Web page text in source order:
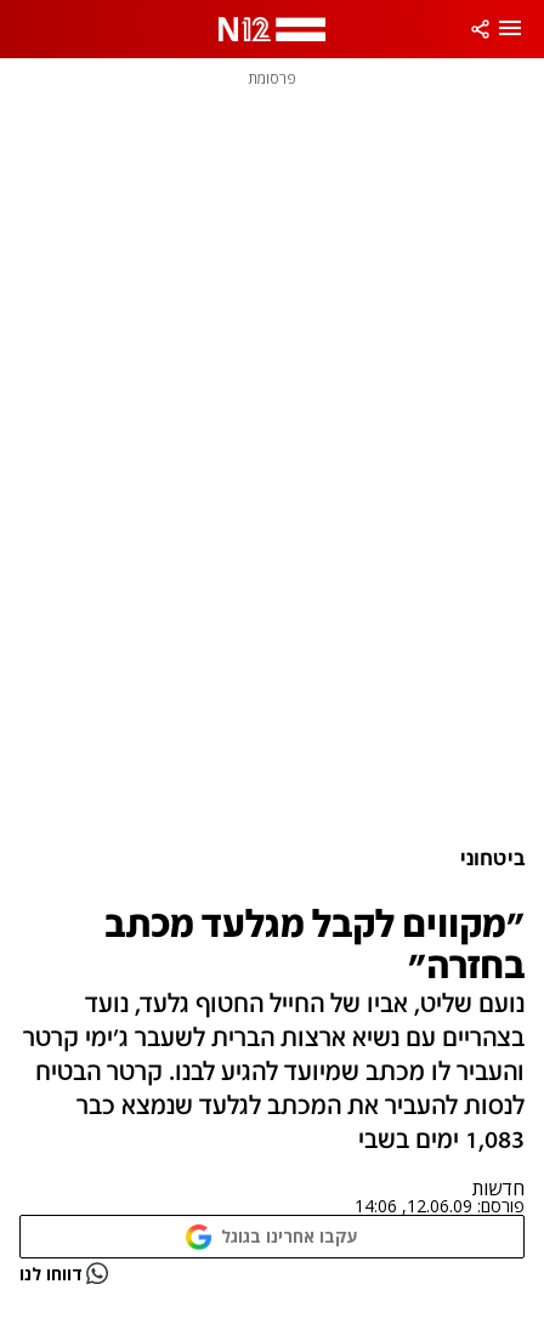
פרסומת
ביטחוני
"מקווים לקבל מגלעד מכתב
בחזרה"
נועם שליט, אביו של החייל החטוף גלעד, נועד
בצהריים עם נשיא ארצות הברית לשעבר ג'ימי קרטר
והעביר לו מכתב שמיועד להגיע לבנו. קרטר הבטיח
לנסות להעביר את המכתב לגלעד שנמצא כבר
1,083 ימים בשבי
חדשות
פורסם: 12.06.09, 14:06
עקבו אחרינו בגוגל
נתקלנו בבעיה דווחו לנו